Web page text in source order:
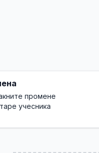
промене
учесника